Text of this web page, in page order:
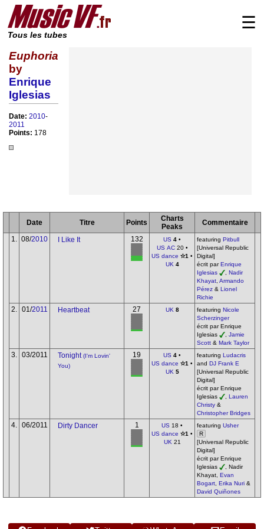
Tous les tubes
☰
Euphoria
by
Enrique
Iglesias
Date: 2010-
2011
Points: 178
Date Titre Points
Charts
Peaks
Commentaire
1.
08/2010 I Like It 132 US 4 •
US AC20 •
US dance ✫1 •
UK 4
featuring Pitbull
[Universal Republic
Digital]
écrit parEnrique
Iglesias
Nadir
Khayat Armando
Pérez & Lionel
Richie
2. 01/2011 Heartbeat 27 UK 8 featuring Nicole
Scherzinger
écrit par Enrique
Iglesias
Jamie
Scott & Mark Taylor
3. 03/2011 Tonight (I'm Lovin'
You)
19 US 4 •
US dance ✫1 •
UK 5
featuring Ludacris
and DJ Frank E
[Universal Republic
Digital]
écrit par Enrique
Iglesias
Lauren
Christy &
Christopher Bridges
4. 06/2011 Dirty Dancer 1 US 18 •
US dance ✫1 •
UK 21
featuring Usher
R
[Universal Republic
Digital]
écrit par Enrique
Iglesias
, Nadir
Khayat, Evan
Bogart Erika Nuri &
David Quiñones